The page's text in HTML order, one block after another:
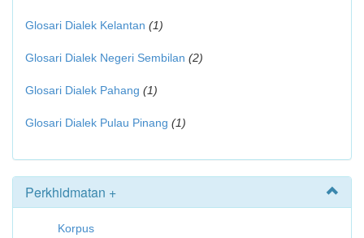
Glosari Dialek Kelantan (1)
Glosari Dialek Negeri Sembilan (2)
Glosari Dialek Pahang (1)
Glosari Dialek Pulau Pinang (1)
Perkhidmatan +
Korpus